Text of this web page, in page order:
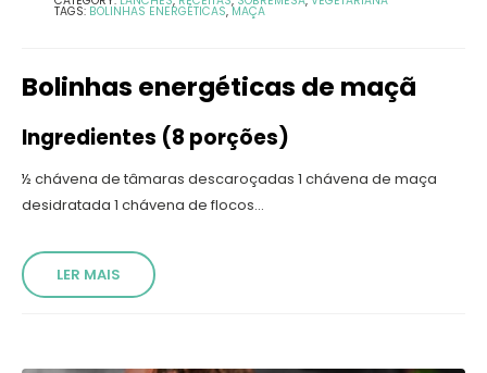
TAGS: BOLINHAS ENERGÉTICAS, MAÇA
Bolinhas energéticas de maçã
Ingredientes (8 porções)
½ chávena de tâmaras descaroçadas 1 chávena de maça
desidratada 1 chávena de flocos...
LER MAIS